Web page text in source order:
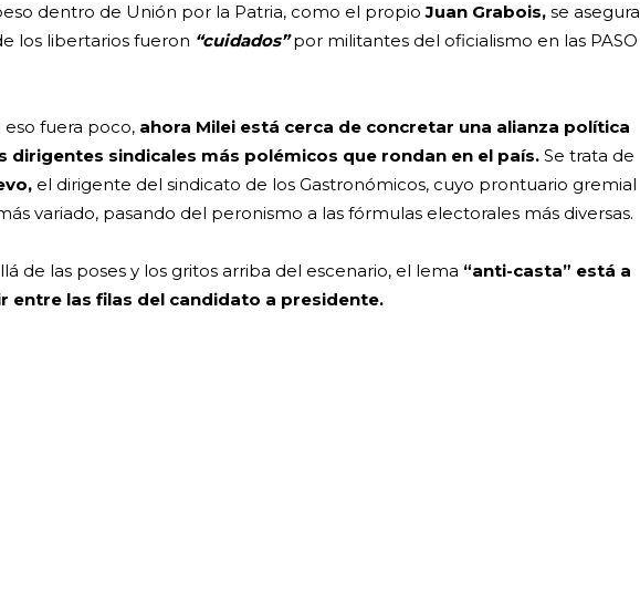
dentro de Unión por la Patria, como el propio Juan Grabois, se asegura
los libertarios fueron “cuidados”por militantes del oficialismo en las PASO
fuera poco, ahora Milei está cerca de concretar una alianza política
dirigentes sindicales más polémicos que rondan en el país. Se trata de
el dirigente del sindicato de los Gastronómicos, cuyo prontuario gremial
variado, pasando del peronismo a las fórmulas electorales más diversas.
de las poses y los gritos arriba del escenario, el lema “anti-casta” está a
entre las filas del candidato a presidente.